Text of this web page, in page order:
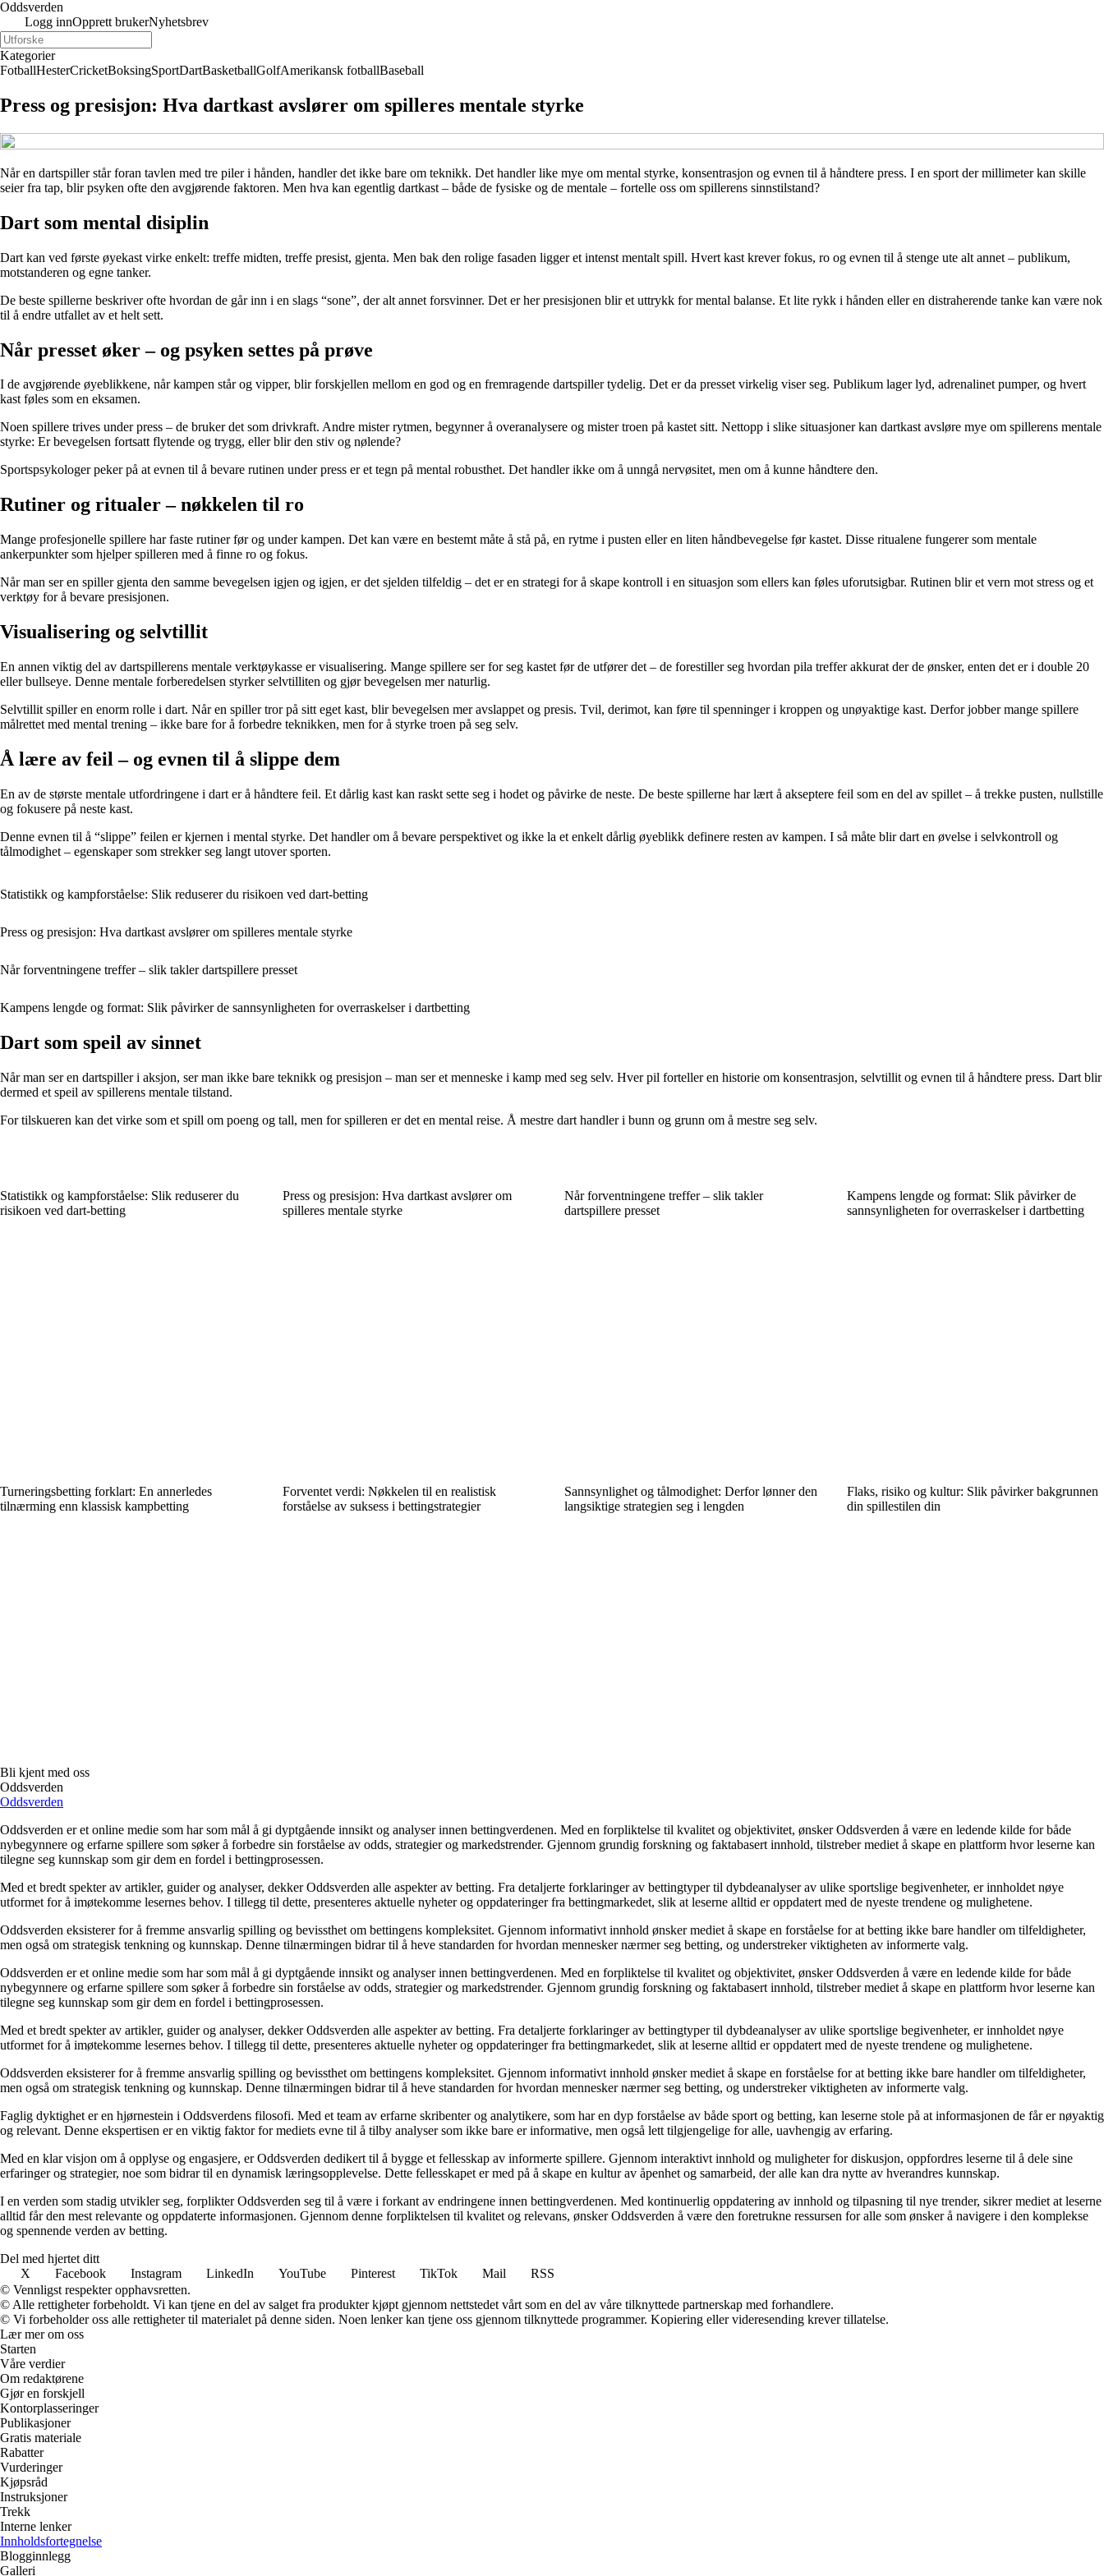
Oddsverden
Logg innOpprett brukerNyhetsbrev
Kategorier
FotballHesterCricketBoksingSportDartBasketballGolfAmerikansk fotballBaseball
Press og presisjon: Hva dartkast avslører om spilleres mentale styrke
Når en dartspiller står foran tavlen med tre piler i hånden, handler det ikke bare om teknikk. Det handler like mye om mental styrke, konsentrasjon og evnen til å håndtere press. I en sport der millimeter kan skille
seier fra tap, blir psyken ofte den avgjørende faktoren. Men hva kan egentlig dartkast – både de fysiske og de mentale – fortelle oss om spillerens sinnstilstand?
Dart som mental disiplin
Dart kan ved første øyekast virke enkelt: treffe midten, treffe presist, gjenta. Men bak den rolige fasaden ligger et intenst mentalt spill. Hvert kast krever fokus, ro og evnen til å stenge ute alt annet – publikum,
motstanderen og egne tanker.
De beste spillerne beskriver ofte hvordan de går inn i en slags “sone”, der alt annet forsvinner. Det er her presisjonen blir et uttrykk for mental balanse. Et lite rykk i hånden eller en distraherende tanke kan være nok
til å endre utfallet av et helt sett.
Når presset øker – og psyken settes på prøve
I de avgjørende øyeblikkene, når kampen står og vipper, blir forskjellen mellom en god og en fremragende dartspiller tydelig. Det er da presset virkelig viser seg. Publikum lager lyd, adrenalinet pumper, og hvert
kast føles som en eksamen.
Noen spillere trives under press – de bruker det som drivkraft. Andre mister rytmen, begynner å overanalysere og mister troen på kastet sitt. Nettopp i slike situasjoner kan dartkast avsløre mye om spillerens mentale
styrke: Er bevegelsen fortsatt flytende og trygg, eller blir den stiv og nølende?
Sportspsykologer peker på at evnen til å bevare rutinen under press er et tegn på mental robusthet. Det handler ikke om å unngå nervøsitet, men om å kunne håndtere den.
Rutiner og ritualer – nøkkelen til ro
Mange profesjonelle spillere har faste rutiner før og under kampen. Det kan være en bestemt måte å stå på, en rytme i pusten eller en liten håndbevegelse før kastet. Disse ritualene fungerer som mentale
ankerpunkter som hjelper spilleren med å finne ro og fokus.
Når man ser en spiller gjenta den samme bevegelsen igjen og igjen, er det sjelden tilfeldig – det er en strategi for å skape kontroll i en situasjon som ellers kan føles uforutsigbar. Rutinen blir et vern mot stress og et
verktøy for å bevare presisjonen.
Visualisering og selvtillit
En annen viktig del av dartspillerens mentale verktøykasse er visualisering. Mange spillere ser for seg kastet før de utfører det – de forestiller seg hvordan pila treffer akkurat der de ønsker, enten det er i double 20
eller bullseye. Denne mentale forberedelsen styrker selvtilliten og gjør bevegelsen mer naturlig.
Selvtillit spiller en enorm rolle i dart. Når en spiller tror på sitt eget kast, blir bevegelsen mer avslappet og presis. Tvil, derimot, kan føre til spenninger i kroppen og unøyaktige kast. Derfor jobber mange spillere
målrettet med mental trening – ikke bare for å forbedre teknikken, men for å styrke troen på seg selv.
Å lære av feil – og evnen til å slippe dem
En av de største mentale utfordringene i dart er å håndtere feil. Et dårlig kast kan raskt sette seg i hodet og påvirke de neste. De beste spillerne har lært å akseptere feil som en del av spillet – å trekke pusten, nullstille
og fokusere på neste kast.
Denne evnen til å “slippe” feilen er kjernen i mental styrke. Det handler om å bevare perspektivet og ikke la et enkelt dårlig øyeblikk definere resten av kampen. I så måte blir dart en øvelse i selvkontroll og
tålmodighet – egenskaper som strekker seg langt utover sporten.
Statistikk og kampforståelse: Slik reduserer du risikoen ved dart-betting
Press og presisjon: Hva dartkast avslører om spilleres mentale styrke
Når forventningene treffer – slik takler dartspillere presset
Kampens lengde og format: Slik påvirker de sannsynligheten for overraskelser i dartbetting
Dart som speil av sinnet
Når man ser en dartspiller i aksjon, ser man ikke bare teknikk og presisjon – man ser et menneske i kamp med seg selv. Hver pil forteller en historie om konsentrasjon, selvtillit og evnen til å håndtere press. Dart blir
dermed et speil av spillerens mentale tilstand.
For tilskueren kan det virke som et spill om poeng og tall, men for spilleren er det en mental reise. Å mestre dart handler i bunn og grunn om å mestre seg selv.
Statistikk og kampforståelse: Slik reduserer du
risikoen ved dart-betting
Press og presisjon: Hva dartkast avslører om
spilleres mentale styrke
Når forventningene treffer – slik takler
dartspillere presset
Kampens lengde og format: Slik påvirker de
sannsynligheten for overraskelser i dartbetting
Turneringsbetting forklart: En annerledes
tilnærming enn klassisk kampbetting
Forventet verdi: Nøkkelen til en realistisk
forståelse av suksess i bettingstrategier
Sannsynlighet og tålmodighet: Derfor lønner den
langsiktige strategien seg i lengden
Flaks, risiko og kultur: Slik påvirker bakgrunnen
din spillestilen din
Bli kjent med oss
Oddsverden
Oddsverden
Oddsverden er et online medie som har som mål å gi dyptgående innsikt og analyser innen bettingverdenen. Med en forpliktelse til kvalitet og objektivitet, ønsker Oddsverden å være en ledende kilde for både
nybegynnere og erfarne spillere som søker å forbedre sin forståelse av odds, strategier og markedstrender. Gjennom grundig forskning og faktabasert innhold, tilstreber mediet å skape en plattform hvor leserne kan
tilegne seg kunnskap som gir dem en fordel i bettingprosessen.
Med et bredt spekter av artikler, guider og analyser, dekker Oddsverden alle aspekter av betting. Fra detaljerte forklaringer av bettingtyper til dybdeanalyser av ulike sportslige begivenheter, er innholdet nøye
utformet for å imøtekomme lesernes behov. I tillegg til dette, presenteres aktuelle nyheter og oppdateringer fra bettingmarkedet, slik at leserne alltid er oppdatert med de nyeste trendene og mulighetene.
Oddsverden eksisterer for å fremme ansvarlig spilling og bevissthet om bettingens kompleksitet. Gjennom informativt innhold ønsker mediet å skape en forståelse for at betting ikke bare handler om tilfeldigheter,
men også om strategisk tenkning og kunnskap. Denne tilnærmingen bidrar til å heve standarden for hvordan mennesker nærmer seg betting, og understreker viktigheten av informerte valg.
Oddsverden er et online medie som har som mål å gi dyptgående innsikt og analyser innen bettingverdenen. Med en forpliktelse til kvalitet og objektivitet, ønsker Oddsverden å være en ledende kilde for både
nybegynnere og erfarne spillere som søker å forbedre sin forståelse av odds, strategier og markedstrender. Gjennom grundig forskning og faktabasert innhold, tilstreber mediet å skape en plattform hvor leserne kan
tilegne seg kunnskap som gir dem en fordel i bettingprosessen.
Med et bredt spekter av artikler, guider og analyser, dekker Oddsverden alle aspekter av betting. Fra detaljerte forklaringer av bettingtyper til dybdeanalyser av ulike sportslige begivenheter, er innholdet nøye
utformet for å imøtekomme lesernes behov. I tillegg til dette, presenteres aktuelle nyheter og oppdateringer fra bettingmarkedet, slik at leserne alltid er oppdatert med de nyeste trendene og mulighetene.
Oddsverden eksisterer for å fremme ansvarlig spilling og bevissthet om bettingens kompleksitet. Gjennom informativt innhold ønsker mediet å skape en forståelse for at betting ikke bare handler om tilfeldigheter,
men også om strategisk tenkning og kunnskap. Denne tilnærmingen bidrar til å heve standarden for hvordan mennesker nærmer seg betting, og understreker viktigheten av informerte valg.
Faglig dyktighet er en hjørnestein i Oddsverdens filosofi. Med et team av erfarne skribenter og analytikere, som har en dyp forståelse av både sport og betting, kan leserne stole på at informasjonen de får er nøyaktig
og relevant. Denne ekspertisen er en viktig faktor for mediets evne til å tilby analyser som ikke bare er informative, men også lett tilgjengelige for alle, uavhengig av erfaring.
Med en klar visjon om å opplyse og engasjere, er Oddsverden dedikert til å bygge et fellesskap av informerte spillere. Gjennom interaktivt innhold og muligheter for diskusjon, oppfordres leserne til å dele sine
erfaringer og strategier, noe som bidrar til en dynamisk læringsopplevelse. Dette fellesskapet er med på å skape en kultur av åpenhet og samarbeid, der alle kan dra nytte av hverandres kunnskap.
I en verden som stadig utvikler seg, forplikter Oddsverden seg til å være i forkant av endringene innen bettingverdenen. Med kontinuerlig oppdatering av innhold og tilpasning til nye trender, sikrer mediet at leserne
alltid får den mest relevante og oppdaterte informasjonen. Gjennom denne forpliktelsen til kvalitet og relevans, ønsker Oddsverden å være den foretrukne ressursen for alle som ønsker å navigere i den komplekse
og spennende verden av betting.
Del med hjertet ditt
X
Facebook Instagram LinkedIn YouTube Pinterest TikTok Mail
RSS
© Vennligst respekter opphavsretten.
© Alle rettigheter forbeholdt. Vi kan tjene en del av salget fra produkter kjøpt gjennom nettstedet vårt som en del av våre tilknyttede partnerskap med forhandlere.
© Vi forbeholder oss alle rettigheter til materialet på denne siden. Noen lenker kan tjene oss gjennom tilknyttede programmer. Kopiering eller videresending krever tillatelse.
Lær mer om oss
Starten
Våre verdier
Om redaktørene
Gjør en forskjell
Kontorplasseringer
Publikasjoner
Gratis materiale
Rabatter
Vurderinger
Kjøpsråd
Instruksjoner
Trekk
Interne lenker
Innholdsfortegnelse
Blogginnlegg
Galleri